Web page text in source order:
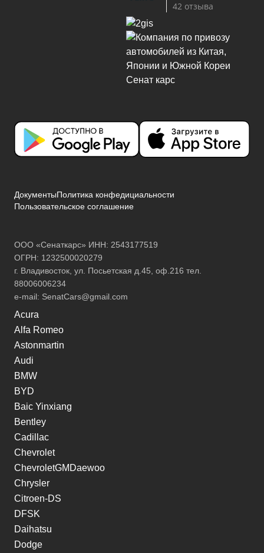
42 отзыва
ДокументыПолитика конфедициальности
Пользовательское соглашение
ООО «Сенаткарс» ИНН: 2543177519
ОГРН: 1232500020279
г. Владивосток, ул. Посьетская д.45, оф.216 тел.
88006006234
e-mail: SenatCars@gmail.com
Acura
Alfa Romeo
Astonmartin
Audi
BMW
BYD
Baic Yinxiang
Bentley
Cadillac
Chevrolet
ChevroletGMDaewoo
Chrysler
Citroen-DS
DFSK
Daihatsu
Dodge